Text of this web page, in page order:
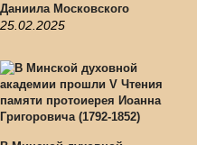
Даниила Московского
25.02.2025